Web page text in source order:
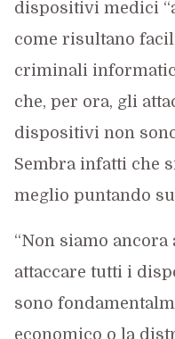
dispositivi medici
come risultano
criminali
che, per ora, gli
dispositivi non
Sembra infatti che
meglio puntando su
“Non siamo
attaccare tutti i
sono
economico o la